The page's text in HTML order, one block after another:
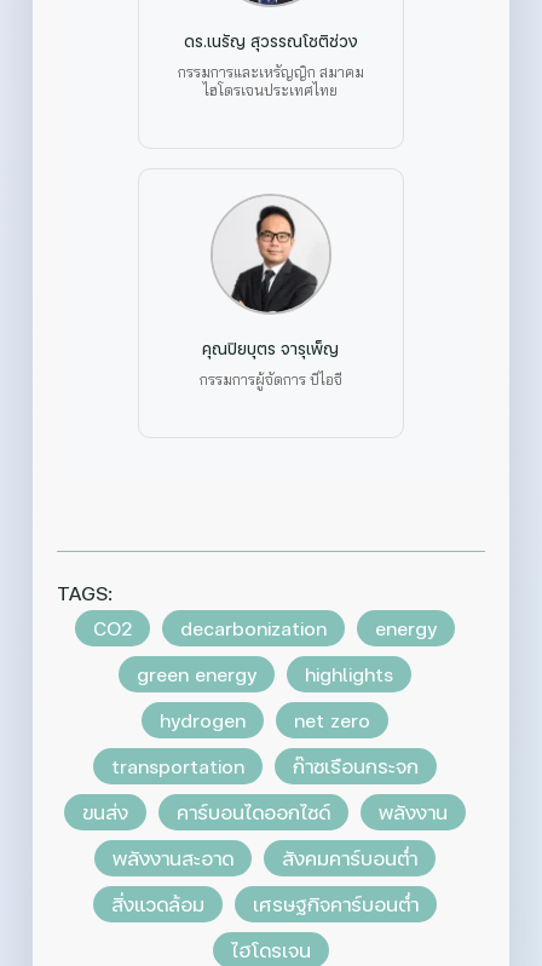
ดร.เนรัญ สุวรรณโชติช่วง
กรรมการและเหรัญญิก สมาคม
ไฮโดรเจนประเทศไทย
คุณปิยบุตร จารุเพ็ญ
กรรมการผู้จัดการ บีไอจี
TAGS:
CO2
decarbonization
energy
green energy
highlights
hydrogen
net zero
transportation
ก๊าซเรือนกระจก
ขนส่ง
คาร์บอนไดออกไซด์
พลังงาน
พลังงานสะอาด
สังคมคาร์บอนต่ำ
สิ่งแวดล้อม
เศรษฐกิจคาร์บอนต่ำ
ไฮโดรเจน